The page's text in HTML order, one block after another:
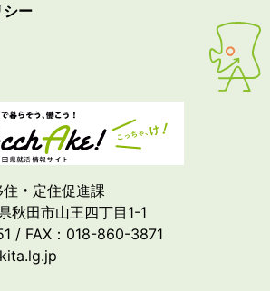
シー
・定住促進課
田市山王四丁目1-1
/ FAX：018-860-3871